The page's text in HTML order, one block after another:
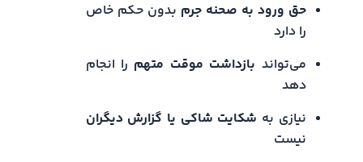
حق ورود به صحنه جرم بدون حکم خاص
را دارد
می‌تواند بازداشت موقت متهم را انجام
دهد
نیازی به شکایت شاکی یا گزارش دیگران
نیست